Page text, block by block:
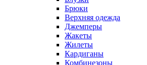
Брюки
Верхняя одежда
Джемперы
Жакеты
Жилеты
Кардиганы
Комбинезоны